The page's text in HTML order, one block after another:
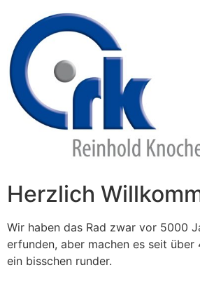
Inhalt
springen
Herzlich
Wir haben das Rad zwar vor 5000
erfunden, aber machen es seit über
ein bisschen runder.